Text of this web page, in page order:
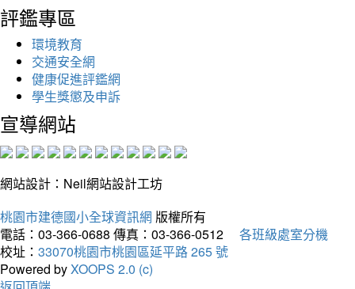
評鑑專區
環境教育
交通安全網
健康促進評鑑網
學生獎懲及申訴
宣導網站
網站設計：Neil網站設計工坊
桃園市建德國小全球資訊網 版權所有
電話：03-366-0688 傳真：03-366-0512
各班級處室分機
校址： 33070桃園市桃園區延平路 265 號
Powered byXOOPS 2.0 (c)